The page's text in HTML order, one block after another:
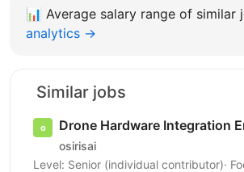
📊 Average salary range of similar
analytics →
Similar jobs
Drone Hardware Integration
osirisai
Level: Senior (individual contributor)· Focus: Full-stack